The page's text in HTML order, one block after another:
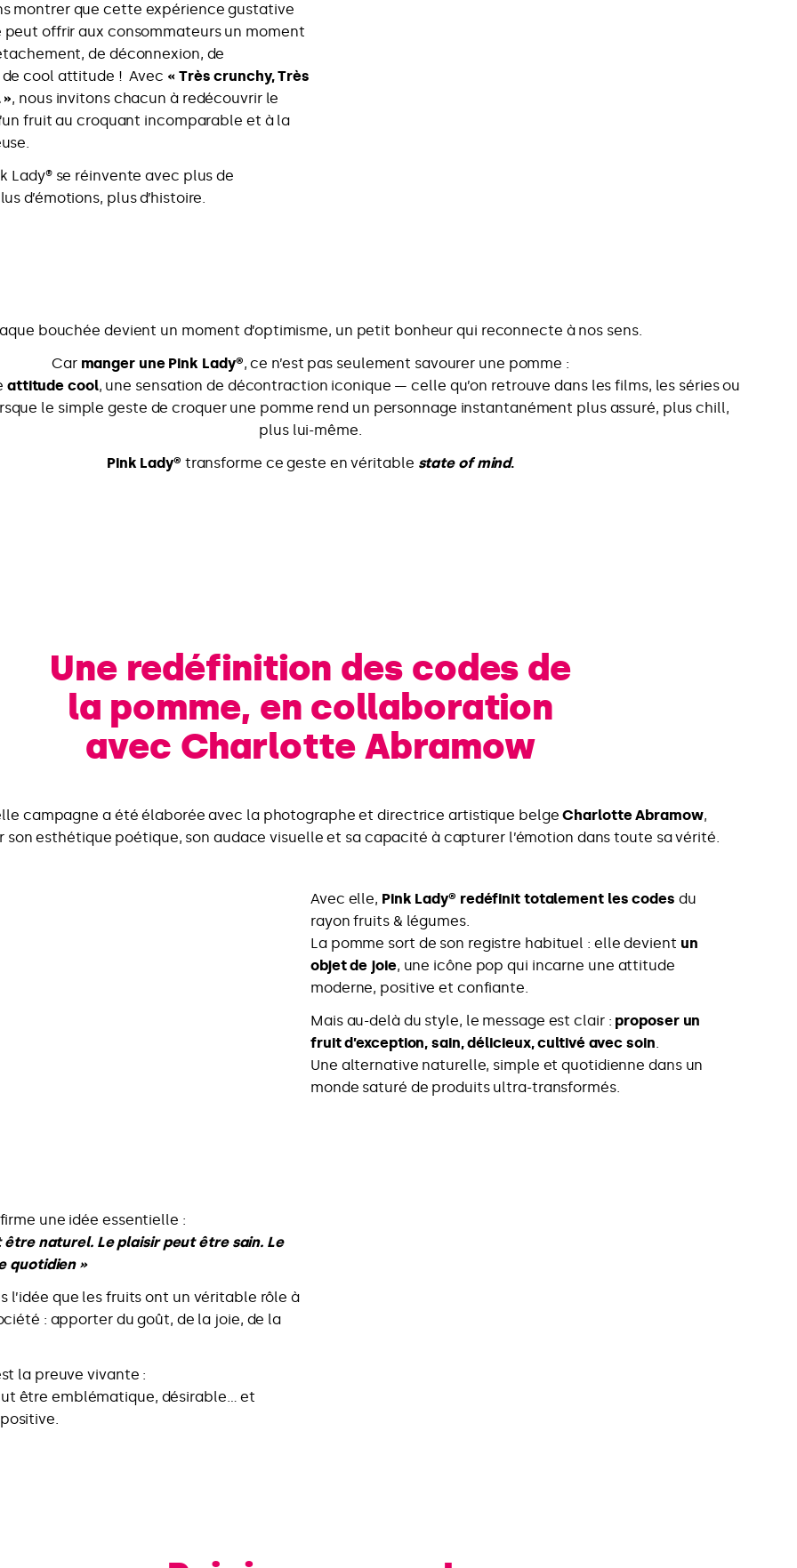
montrer que cette expérience gustative
offrir aux consommateurs un moment
de déconnexion, de
cool attitude ! Avec « Très crunchy, Très
, nous invitons chacun à redécouvrir le
fruit au croquant incomparable et à la
Lady® se réinvente avec plus de
d’émotions, plus d’histoire.
bouchée devient un moment d’optimisme, un petit bonheur qui reconnecte à nos sens.
Car manger une Pink Lady®, ce n’est pas seulement savourer une pomme :
attitude cool, une sensation de décontraction iconique — celle qu’on retrouve dans les films, les séries ou
le simple geste de croquer une pomme rend un personnage instantanément plus assuré, plus chill,
plus lui-même.
Pink Lady® transforme ce geste en véritable state of mind.
Une redéfinition des codes de
la pomme, en collaboration
avec Charlotte Abramow
campagne a été élaborée avec la photographe et directrice artistique belgeCharlotte Abramow,
son esthétique poétique, son audace visuelle et sa capacité à capturer l’émotion dans toute sa vérité.
Avec elle, Pink Lady® redéfinit totalement les codes du
rayon fruits & légumes.
La pomme sort de son registre habituel : elle devient un
objet de joie, une icône pop qui incarne une attitude
moderne, positive et confiante.
Mais au-delà du style, le message est clair : proposer un
fruit d’exception, sain, délicieux, cultivé avec soin.
Une alternative naturelle, simple et quotidienne dans un
monde saturé de produits ultra-transformés.
une idée essentielle :
être naturel. Le plaisir peut être sain. Le
quotidien »
l’idée que les fruits ont un véritable rôle à
: apporter du goût, de la joie, de la
la preuve vivante :
être emblématique, désirable… et